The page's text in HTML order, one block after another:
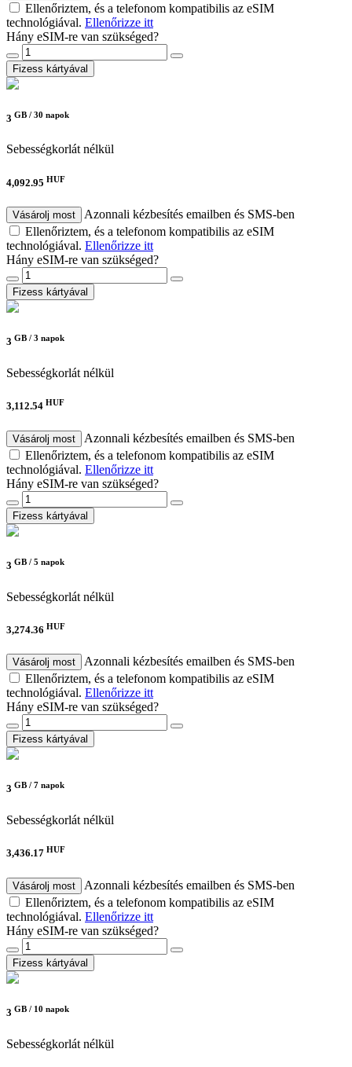
Ellenőriztem, és a telefonom kompatibilis az eSIM
technológiával. Ellenőrizze itt
Hány eSIM-re van szükséged?
Fizess kártyával
3 GB / 30 napok
Sebességkorlát nélkül
4,092.95 HUF
Vásárolj most
Azonnali kézbesítés emailben és SMS-ben
Ellenőriztem, és a telefonom kompatibilis az eSIM
technológiával. Ellenőrizze itt
Hány eSIM-re van szükséged?
Fizess kártyával
3 GB / 3 napok
Sebességkorlát nélkül
3,112.54 HUF
Vásárolj most
Azonnali kézbesítés emailben és SMS-ben
Ellenőriztem, és a telefonom kompatibilis az eSIM
technológiával. Ellenőrizze itt
Hány eSIM-re van szükséged?
Fizess kártyával
3 GB / 5 napok
Sebességkorlát nélkül
3,274.36 HUF
Vásárolj most
Azonnali kézbesítés emailben és SMS-ben
Ellenőriztem, és a telefonom kompatibilis az eSIM
technológiával. Ellenőrizze itt
Hány eSIM-re van szükséged?
Fizess kártyával
3 GB / 7 napok
Sebességkorlát nélkül
3,436.17 HUF
Vásárolj most
Azonnali kézbesítés emailben és SMS-ben
Ellenőriztem, és a telefonom kompatibilis az eSIM
technológiával. Ellenőrizze itt
Hány eSIM-re van szükséged?
Fizess kártyával
3 GB / 10 napok
Sebességkorlát nélkül